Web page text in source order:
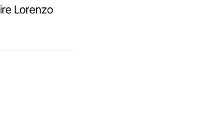
Lorenzo